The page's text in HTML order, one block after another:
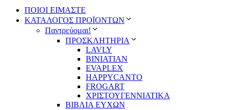
ΠΟΙΟΙ ΕΙΜΑΣΤΕ
ΚΑΤΑΛΟΓΟΣ ΠΡΟΪΟΝΤΩΝ
Παντρεύομαι!
ΠΡΟΣΚΛΗΤΗΡΙΑ
LAVLY
BINIATIAN
EVAPLEX
HAPPYCANTO
FROGART
ΧΡΙΣΤΟΥΓΕΝΝΙΑΤΙΚΑ
ΒΙΒΛΙΑ ΕΥΧΩΝ